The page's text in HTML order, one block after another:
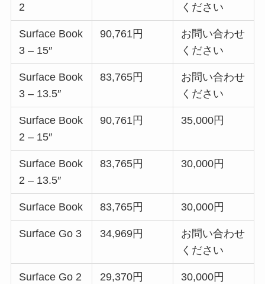
2
ください
Surface Book
3 – 15″
90,761円
お問い合わせ
ください
Surface Book
3 – 13.5″
83,765円
お問い合わせ
ください
Surface Book
2 – 15″
90,761円 35,000円
Surface Book
2 – 13.5″
83,765円 30,000円
Surface Book 83,765円 30,000円
Surface Go 3 34,969円
お問い合わせ
ください
Surface Go 2 29,370円 30,000円